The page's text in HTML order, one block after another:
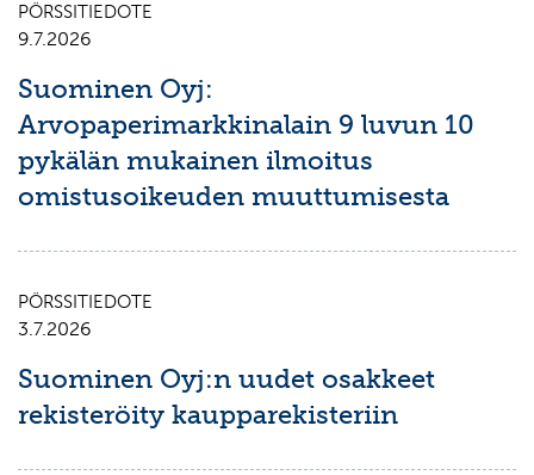
PÖRSSITIEDOTE
9.7.2026
Suominen Oyj:
Arvopaperimarkkinalain 9 luvun 10
pykälän mukainen ilmoitus
omistusoikeuden muuttumisesta
PÖRSSITIEDOTE
3.7.2026
Suominen Oyj:n uudet osakkeet
rekisteröity kaupparekisteriin